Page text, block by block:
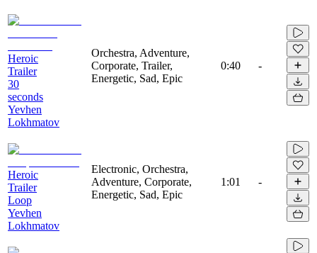
Heroic
Trailer
30
seconds
Yevhen
Lokhmatov
Orchestra, Adventure,
Corporate, Trailer,
Energetic, Sad, Epic
0:40 -
Heroic
Trailer
Loop
Yevhen
Lokhmatov
Electronic, Orchestra,
Adventure, Corporate,
Energetic, Sad, Epic
1:01 -